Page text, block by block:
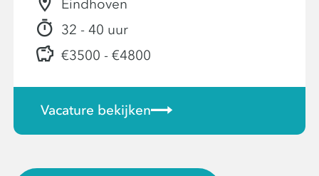
Eindhoven
32 - 40 uur
€3500 - €4800
Vacature bekijken